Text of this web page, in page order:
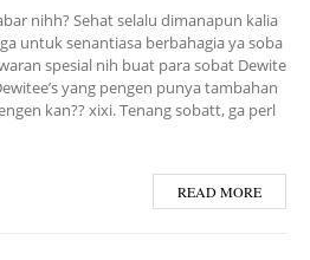
nihh? Sehat selalu dimanapun kalia
untuk senantiasa berbahagia ya soba
spesial nih buat para sobat Dewite
yang pengen punya tambahan
kan?? xixi. Tenang sobatt, ga perl
READ MORE